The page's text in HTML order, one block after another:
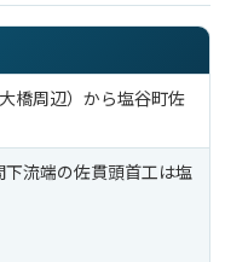
橋周辺）から塩谷町佐
流端の佐貫頭首工は塩